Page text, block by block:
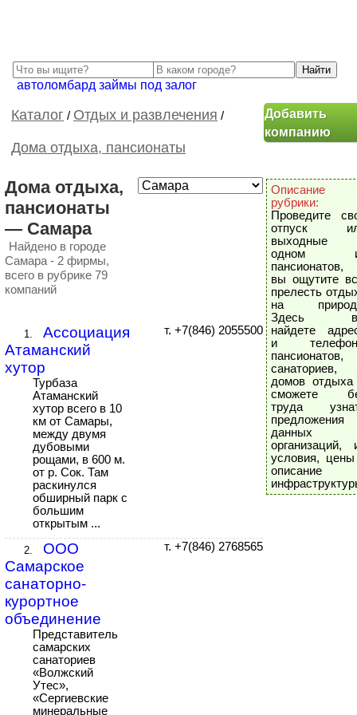
автоломбард займы под залог
Каталог / Отдых и развлечения /
Дома отдыха, пансионаты
Добавить
компанию
Дома отдыха,
пансионаты
— Самара
Найдено в городе
Самара - 2 фирмы,
всего в рубрике 79
компаний
1.
Ассоциация
Атаманский
хутор
Турбаза
Атаманский
хутор всего в 10
км от Самары,
между двумя
дубовыми
рощами, в 600 м.
от р. Сок. Там
раскинулся
обширный парк с
большим
открытым ...
т. +7(846) 2055500
2.
ООО
Самарское
санаторно-
курортное
объединение
Представитель
самарских
санаториев
«Волжский
Утес»,
«Сергиевские
минеральные
т. +7(846) 2768565
Описание
рубрики:
Проведите
отпуск
выходные
одном
вы ощутите
прелесть
на
Здесь
найдете
и
пансионатов,
санаториев,
домов
сможете
труда
предложения
данных
организаций,
условия,
описание